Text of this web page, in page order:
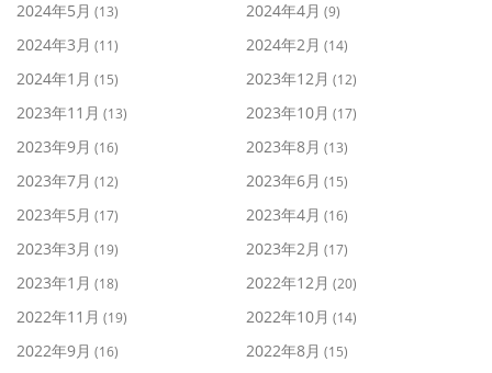
2024年5月 (13) 2024年4月 (9)
2024年3月 (11) 2024年2月 (14)
2024年1月 (15) 2023年12月 (12)
2023年11月 (13) 2023年10月 (17)
2023年9月 (16) 2023年8月 (13)
2023年7月 (12) 2023年6月 (15)
2023年5月 (17) 2023年4月 (16)
2023年3月 (19) 2023年2月 (17)
2023年1月 (18) 2022年12月 (20)
2022年11月 (19) 2022年10月 (14)
2022年9月 (16) 2022年8月 (15)